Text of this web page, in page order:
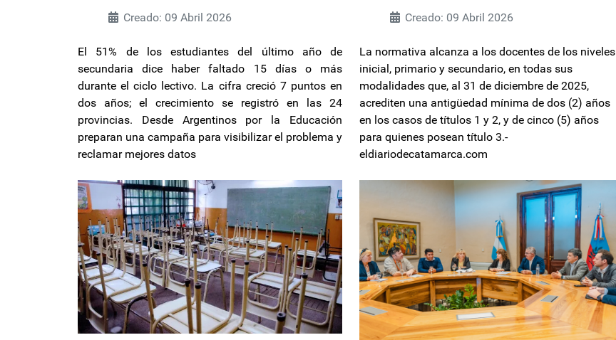
Creado: 09 Abril 2026
El 51% de los estudiantes del último año de
secundaria dice haber faltado 15 días o más
durante el ciclo lectivo. La cifra creció 7 puntos en
dos años; el crecimiento se registró en las 24
provincias. Desde Argentinos por la Educación
preparan una campaña para visibilizar el problema y
reclamar mejores datos
Creado: 09 Abril 2026
La normativa alcanza a los docentes de los niveles
inicial, primario y secundario, en todas sus
modalidades que, al 31 de diciembre de 2025,
acrediten una antigüedad mínima de dos (2) años
en los casos de títulos 1 y 2, y de cinco (5) años
para quienes posean título 3.-
eldiariodecatamarca.com